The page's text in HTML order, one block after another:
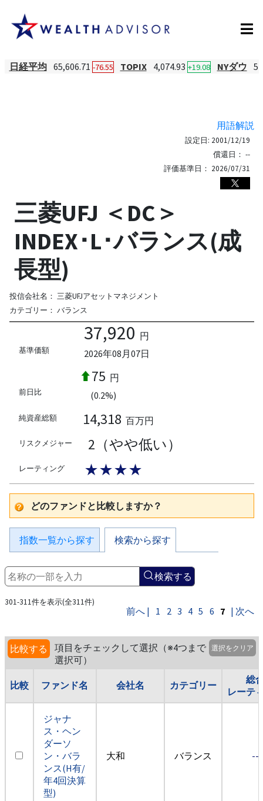
日経平均 65,606.71 -76.55 TOPIX 4,074.93 +19.08 NYダウ
用語解説
設定日: 2001/12/19
償還日： --
評価基準日： 2026/07/31
三菱UFJ ＜DC＞
INDEX･L･バランス(成
長型)
投信会社名： 三菱UFJアセットマネジメント
カテゴリー： バランス
基準価額
37,920 円
2026年08月07日
前日比
75 円
(0.2%)
純資産総額 14,318 百万円
リスクメジャー 2（やや低い）
レーティング ★★★★
どのファンドと比較しますか？
指数一覧から探す 検索から探す
検索する
301-311件を表示(全311件)
前へ | 1 2 3 4 5 6 7 | 次へ
比較する
項目をチェックして選択（※4つまで
選択可）
選択をクリア
比較 ファンド名 会社名 カテゴリー
総
レーテ
ジャナ
ス・ヘン
ダーソ
ン・バラ
ンス(H有/
年4回決算
型)
大和 バランス --